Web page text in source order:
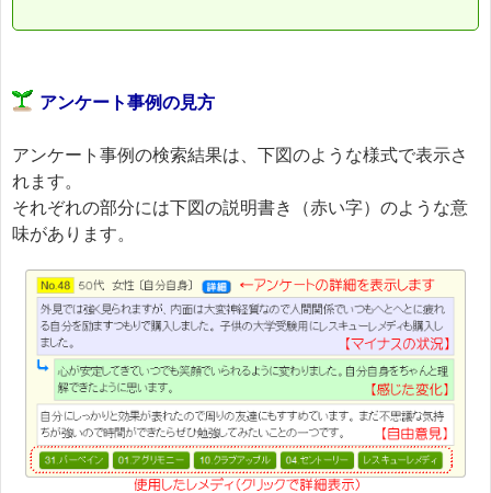
アンケート事例の見方
アンケート事例の検索結果は、下図のような様式で表示さ
れます。
それぞれの部分には下図の説明書き（赤い字）のような意
味があります。